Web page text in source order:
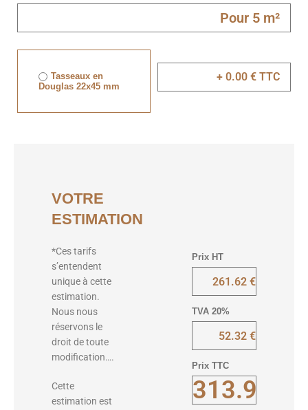
Tasseaux en
Douglas 22x45 mm
VOTRE
ESTIMATION
*Ces tarifs
s’entendent
unique à cette
estimation.
Nous nous
réservons le
droit de toute
modification….
Cette
estimation est
Prix HT
TVA 20%
Prix TTC